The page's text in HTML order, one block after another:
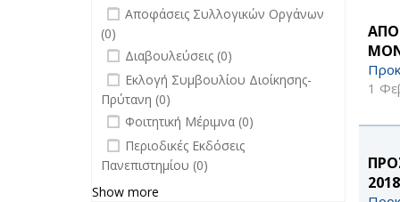
1
undefined
Αποφάσεις Συλλογικών Οργάνων
(0)
undefined
Διαβουλεύσεις (0)
undefined
Εκλογή Συμβουλίου Διοίκησης-
Πρύτανη (0)
undefined
Φοιτητική Μέριμνα (0)
undefined
Περιοδικές Εκδόσεις
Πανεπιστημίου (0)
Show more